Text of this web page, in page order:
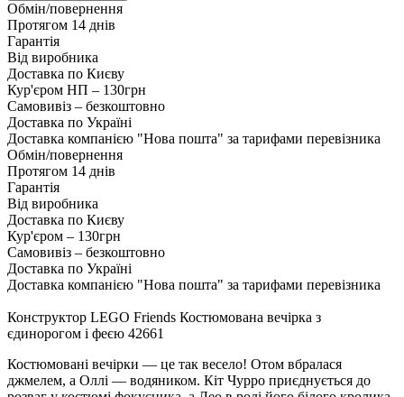
Обмін/повернення
Протягом 14 днів
Гарантія
Від виробника
Доставка по Києву
Кур'єром НП – 130грн
Самовивіз – безкоштовно
Доставка по Україні
Доставка компанією "Нова пошта" за тарифами перевізника
Обмін/повернення
Протягом 14 днів
Гарантія
Від виробника
Доставка по Києву
Кур'єром – 130грн
Самовивіз – безкоштовно
Доставка по Україні
Доставка компанією "Нова пошта" за тарифами перевізника
Конструктор LEGO Friends Костюмована вечірка з
єдинорогом і феєю 42661
Костюмовані вечірки — це так весело! Отом вбралася
джмелем, а Оллі — водяником. Кіт Чурро приєднується до